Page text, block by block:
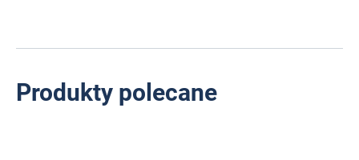
Produkty polecane